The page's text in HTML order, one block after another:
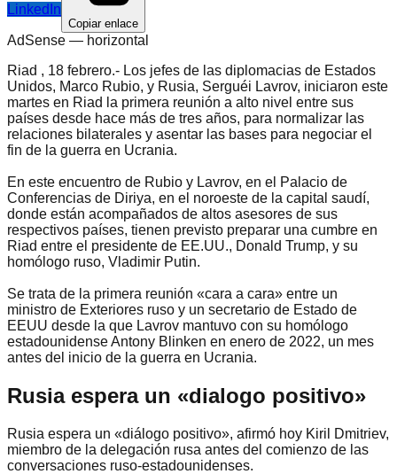
LinkedIn
Copiar enlace
AdSense — horizontal
Riad , 18 febrero.- Los jefes de las diplomacias de Estados
Unidos, Marco Rubio, y Rusia, Serguéi Lavrov, iniciaron este
martes en Riad la primera reunión a alto nivel entre sus
países desde hace más de tres años, para normalizar las
relaciones bilaterales y asentar las bases para negociar el
fin de la guerra en Ucrania.
En este encuentro de Rubio y Lavrov, en el Palacio de
Conferencias de Diriya, en el noroeste de la capital saudí,
donde están acompañados de altos asesores de sus
respectivos países, tienen previsto preparar una cumbre en
Riad entre el presidente de EE.UU., Donald Trump, y su
homólogo ruso, Vladimir Putin.
Se trata de la primera reunión «cara a cara» entre un
ministro de Exteriores ruso y un secretario de Estado de
EEUU desde la que Lavrov mantuvo con su homólogo
estadounidense Antony Blinken en enero de 2022, un mes
antes del inicio de la guerra en Ucrania.
Rusia espera un «dialogo positivo»
Rusia espera un «diálogo positivo», afirmó hoy Kiril Dmitriev,
miembro de la delegación rusa antes del comienzo de las
conversaciones ruso-estadounidenses.